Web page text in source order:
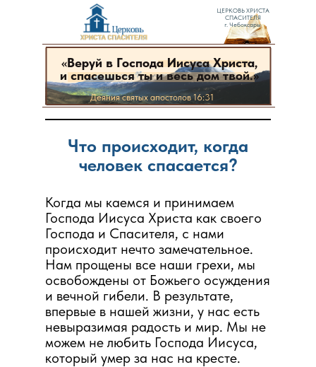
ЦЕРКОВЬ ХРИСТА
СПАСИТЕЛЯ
г. Чебоксары
Деяния святых апостолов 16:31
«Веруй в Господа Иисуса Христа,
и спасешься ты и весь дом твой.»
Когда мы каемся и принимаем
Господа Иисуса Христа как своего
Господа и Спасителя, с нами
происходит нечто замечательное.
Нам прощены все наши грехи, мы
освобождены от Божьего осуждения
и вечной гибели. В результате,
впервые в нашей жизни, у нас есть
невыразимая радость и мир. Мы не
можем не любить Господа Иисуса,
который умер за нас на кресте.
Что происходит, когда
человек спасается?